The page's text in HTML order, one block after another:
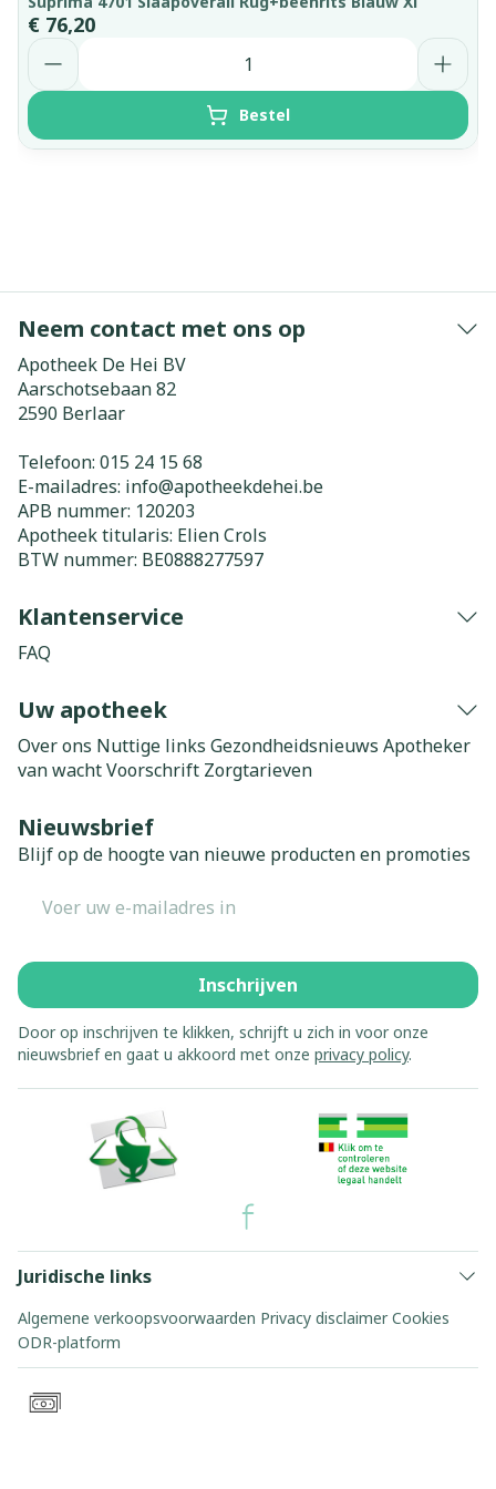
€ 76,20
Aantal
Bestel
Neem contact met ons op
Apotheek De Hei BV
Aarschotsebaan 82
2590 Berlaar
Telefoon: 015 24 15 68
E-mailadres: info@apotheekdehei.be
APB nummer: 120203
Apotheek titularis: Elien Crols
BTW nummer: BE0888277597
Klantenservice
FAQ
Uw apotheek
Over ons Nuttige links Gezondheidsnieuws Apotheker
van wachtVoorschrift Zorgtarieven
Nieuwsbrief
Blijf op de hoogte van nieuwe producten en promoties
Inschrijven
Door op inschrijven te klikken, schrijft u zich in voor onze
nieuwsbrief en gaat u akkoord met onze privacy policy.
Juridische links
Algemene verkoopsvoorwaarden Privacy disclaimer Cookies
ODR-platform